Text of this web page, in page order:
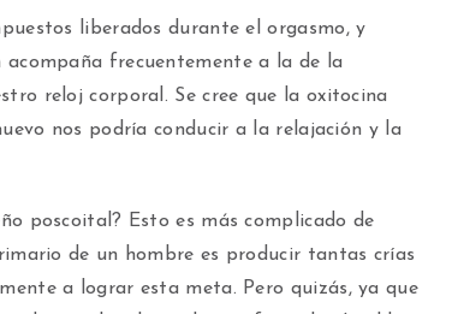
liberados durante el orgasmo, y
acompaña frecuentemente a la de la
reloj corporal. Se cree que la oxitocina
nos podría conducir a la relajación y la
poscoital? Esto es más complicado de
de un hombre es producir tantas crías
a lograr esta meta. Pero quizás, ya que